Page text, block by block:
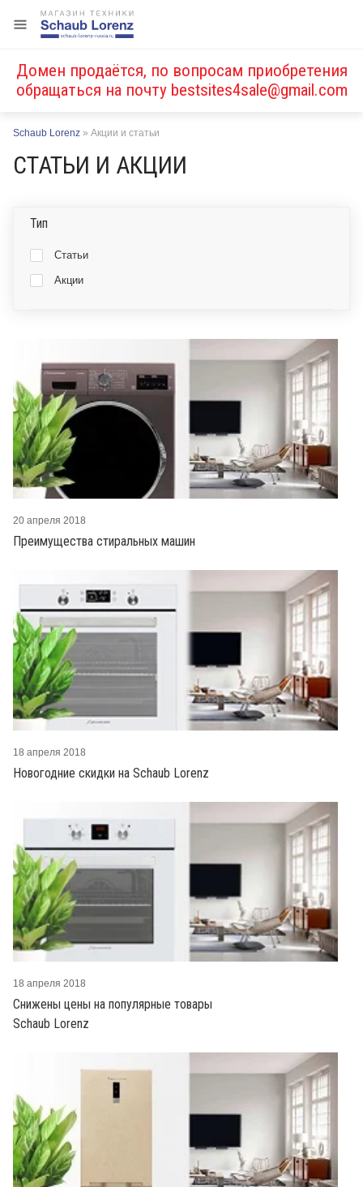
Домен продаётся, по вопросам приобретения
обращаться на почту bestsites4sale@gmail.com
Schaub Lorenz » Акции и статьи
СТАТЬИ И АКЦИИ
Тип
Статьи
Акции
Преимущества стиральных машин
20 апреля 2018
Новогодние скидки на Schaub Lorenz
18 апреля 2018
Снижены цены на популярные товары
Schaub Lorenz
18 апреля 2018